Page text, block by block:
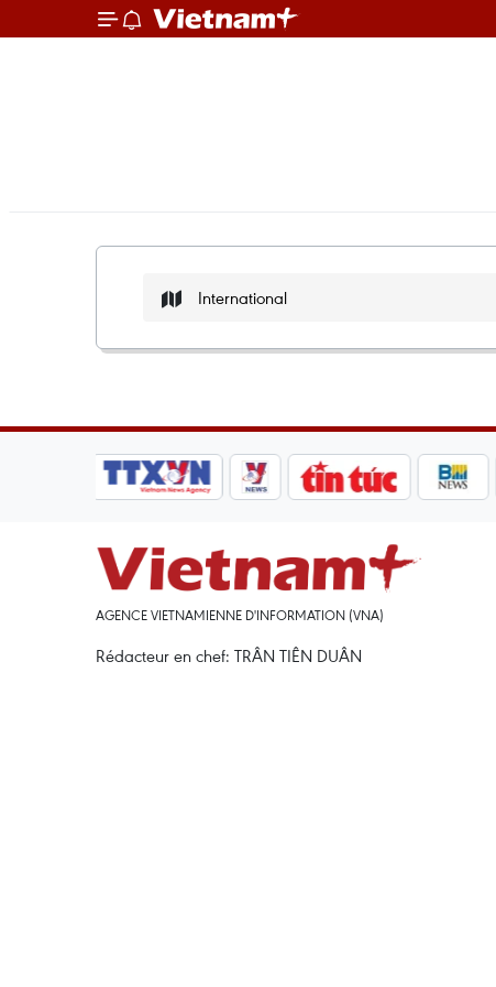
AGENCE VIETNAMIENNE D'INFORMATION (VNA)
Rédacteur en chef: TRÂN TIÊN DUÂN